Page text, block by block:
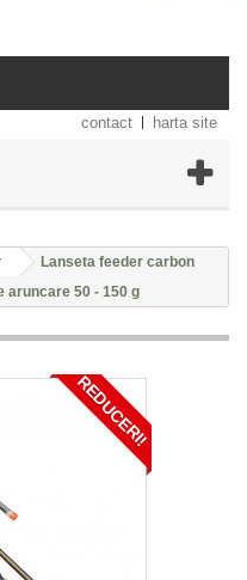
contact harta site
Lanseta feeder carbon
aruncare 50 - 150 g
REDUCERI!